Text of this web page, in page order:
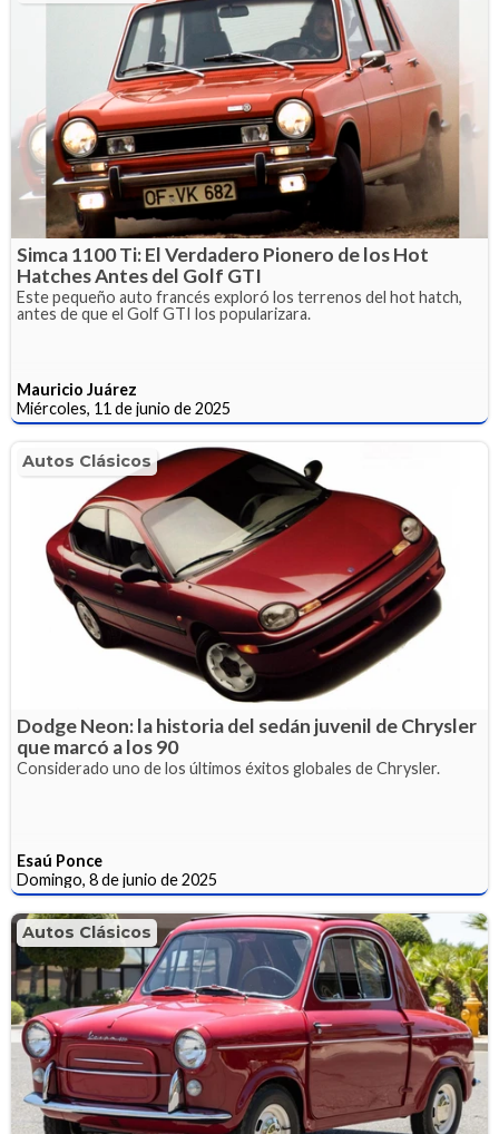
Simca 1100 Ti: El Verdadero Pionero de los Hot
Hatches Antes del Golf GTI
Este pequeño auto francés exploró los terrenos del hot hatch,
antes de que el Golf GTI los popularizara.
Mauricio Juárez
Miércoles, 11 de junio de 2025
Autos Clásicos
Dodge Neon: la historia del sedán juvenil de Chrysler
que marcó a los 90
Considerado uno de los últimos éxitos globales de Chrysler.
Esaú Ponce
Domingo, 8 de junio de 2025
Autos Clásicos